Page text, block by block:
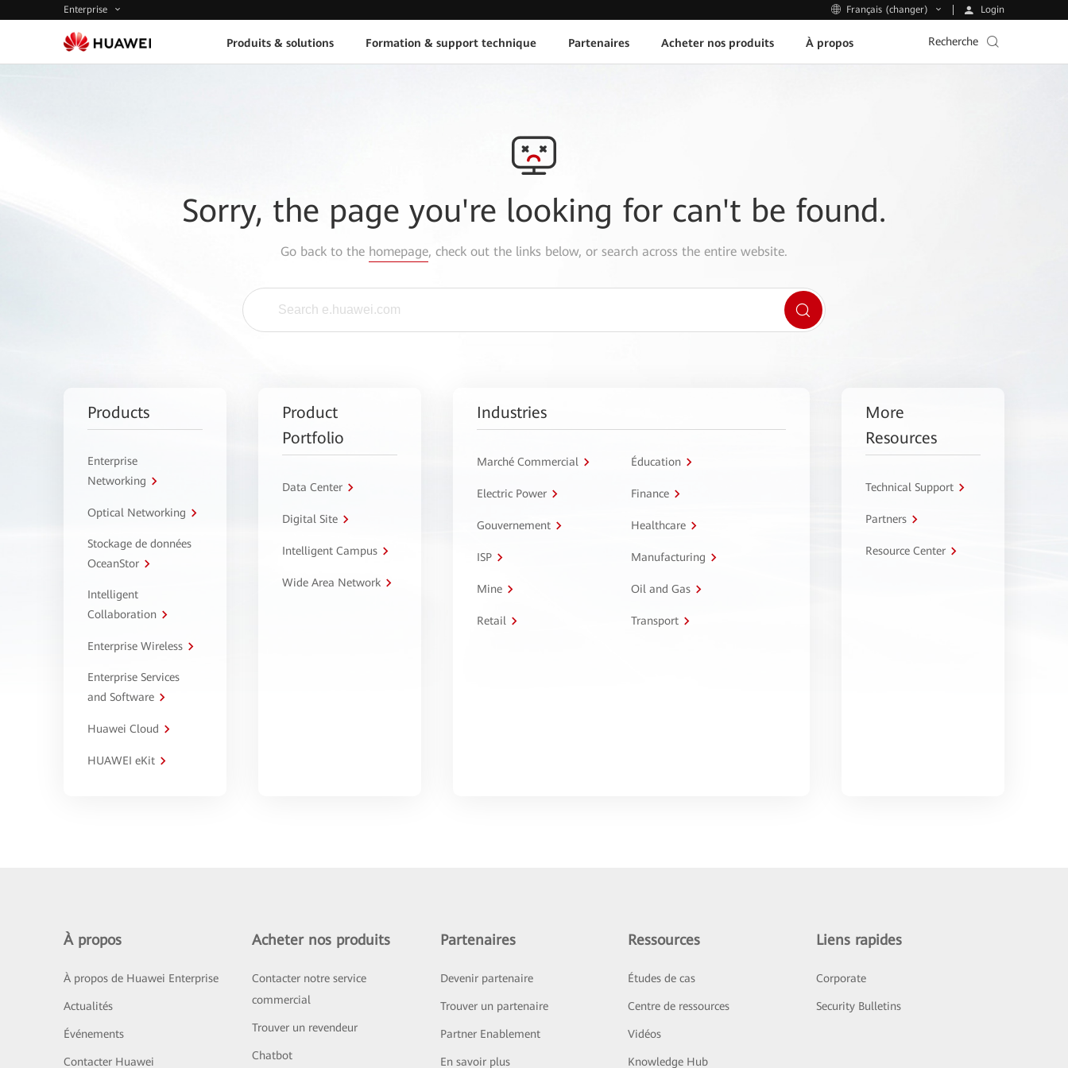
Enterprise Français (changer) Login
Produits & solutions Formation & support technique Partenaires Acheter nos produits À propos Recherche
Sorry, the page you're looking for can't be found.
Go back to the homepage, check out the links below, or search across the entire website.
Products
Enterprise
Networking
Optical Networking
Stockage de données
OceanStor
Intelligent
Collaboration
Enterprise Wireless
Enterprise Services
and Software
Huawei Cloud
HUAWEI eKit
Product
Portfolio
Data Center
Digital Site
Intelligent Campus
Wide Area Network
Industries
Marché Commercial Éducation
Electric Power Finance
Gouvernement Healthcare
ISP Manufacturing
Mine Oil and Gas
Retail Transport
More
Resources
Technical Support
Partners
Resource Center
À propos
À propos de Huawei Enterprise
Actualités
Événements
Contacter Huawei
Acheter nos produits
Contacter notre service
commercial
Trouver un revendeur
Chatbot
Partenaires
Devenir partenaire
Trouver un partenaire
Partner Enablement
En savoir plus
Ressources
Études de cas
Centre de ressources
Vidéos
Knowledge Hub
Liens rapides
Corporate
Security Bulletins